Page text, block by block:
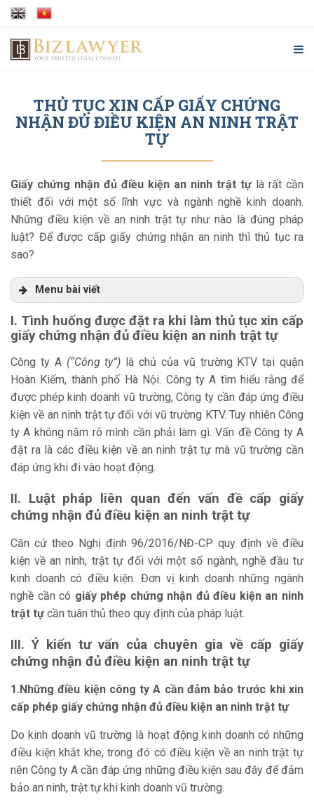
THỦ TỤC XIN CẤP GIẤY CHỨNG
NHẬN ĐỦ ĐIỀU KIỆN AN NINH TRẬT
TỰ
Giấy chứng nhận đủ điều kiện an ninh trật tự là rất cần
thiết đối với một số lĩnh vực và ngành nghề kinh doanh.
Những điều kiện về an ninh trật tự như nào là đúng pháp
luật? Để được cấp giấy chứng nhận an ninh thì thủ tục ra
sao?
Menu bài viết
chứng nhận đủ điều kiện an ninh trật tự
Luật pháp liên quan đến vấn đề cấp giấy chứng nhận
đủ điều kiện an ninh trật tự
Ý kiến tư vấn của chuyên gia về cấp giấy chứng
nhận đủ điều kiện an ninh trật tự
Những điều kiện công ty A cần đảm bảo trước khi
xin cấp phép giấy chứng nhận đủ điều kiện an
ninh trật tự
Những điều kiện để được cấp giấy chứng nhận đủ
Hồ sơ nộp xin giấy chứng nhận đủ điều kiện an
ninh trật tự cần những giấy tờ gì?
Quy trình thực hiện những thủ tục cấp Giấy chứng
nhận đủ điều kiện an ninh trật tự
Kết luận
Các câu hỏi thường gặp
I. Tình huống được đặt ra khi làm thủ tục xin cấp
giấy chứng nhận đủ điều kiện an ninh trật tự
Công ty A (“Công ty”) là chủ của vũ trường KTV tại quận
Hoàn Kiếm, thành phố Hà Nội. Công ty A tìm hiểu rằng để
được phép kinh doanh vũ trường, Công ty cần đáp ứng điều
kiện về an ninh trật tự đối với vũ trường KTV. Tuy nhiên Công
ty A không nắm rõ mình cần phải làm gì. Vấn đề Công ty A
đặt ra là các điều kiện về an ninh trật tự mà vũ trường cần
đáp ứng khi đi vào hoạt động.
II. Luật pháp liên quan đến vấn đề cấp giấy
chứng nhận đủ điều kiện an ninh trật tự
Căn cứ theo Nghị định 96/2016/NĐ-CP quy định về điều
kiện về an ninh, trật tự đối với một số ngành, nghề đầu tư
kinh doanh có điều kiện. Đơn vị kinh doanh những ngành
nghề cần có giấy phép chứng nhận đủ điều kiện an ninh
trật tựcần tuân thủ theo quy định của pháp luật.
III. Ý kiến tư vấn của chuyên gia về cấp giấy
chứng nhận đủ điều kiện an ninh trật tự
1.Những điều kiện công ty A cần đảm bảo trước khi xin
cấp phép giấy chứng nhận đủ điều kiện an ninh trật tự
Do kinh doanh vũ trường là hoạt động kinh doanh có những
điều kiện khắt khe, trong đó có điều kiện về an ninh trật tự
nên Công ty A cần đáp ứng những điều kiện sau đây để đảm
bảo an ninh, trật tự khi kinh doanh vũ trường.